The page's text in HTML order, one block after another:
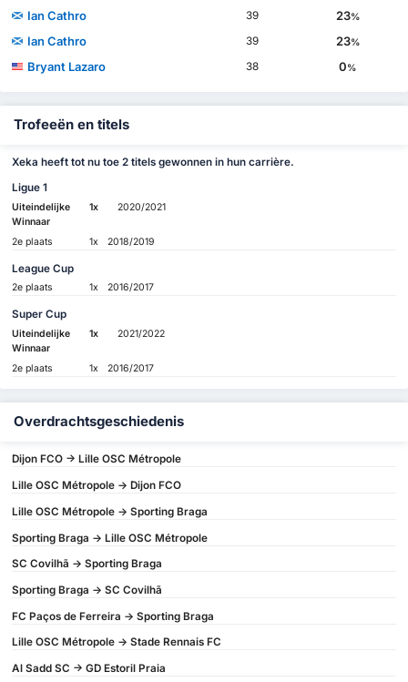
Ian Cathro 39 23%
Ian Cathro 39 23%
Bryant Lazaro 38 0%
Trofeeën en titels
Xeka heeft tot nu toe 2 titels gewonnen in hun carrière.
Ligue 1
Uiteindelijke
Winnaar
1x 2020/2021
2e plaats 1x 2018/2019
League Cup
2e plaats 1x 2016/2017
Super Cup
Uiteindelijke
Winnaar
1x 2021/2022
2e plaats 1x 2016/2017
Overdrachtsgeschiedenis
Dijon FCO -> Lille OSC Métropole
Lille OSC Métropole -> Dijon FCO
Lille OSC Métropole -> Sporting Braga
Sporting Braga -> Lille OSC Métropole
SC Covilhã -> Sporting Braga
Sporting Braga -> SC Covilhã
FC Paços de Ferreira -> Sporting Braga
Lille OSC Métropole -> Stade Rennais FC
Al Sadd SC -> GD Estoril Praia